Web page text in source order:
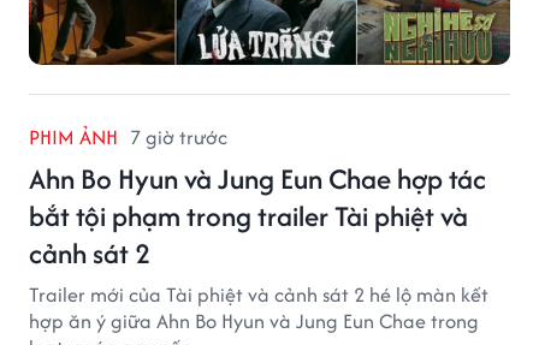
PHIM ẢNH 7 giờ trước
Ahn Bo Hyun và Jung Eun Chae hợp tác
bắt tội phạm trong trailer Tài phiệt và
cảnh sát 2
Trailer mới của Tài phiệt và cảnh sát 2 hé lộ màn kết
hợp ăn ý giữa Ahn Bo Hyun và Jung Eun Chae trong